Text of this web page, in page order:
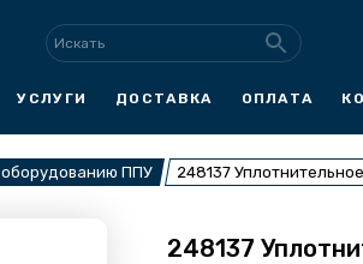
УСЛУГИ ДОСТАВКА ОПЛАТА
ППУ 248137
248137